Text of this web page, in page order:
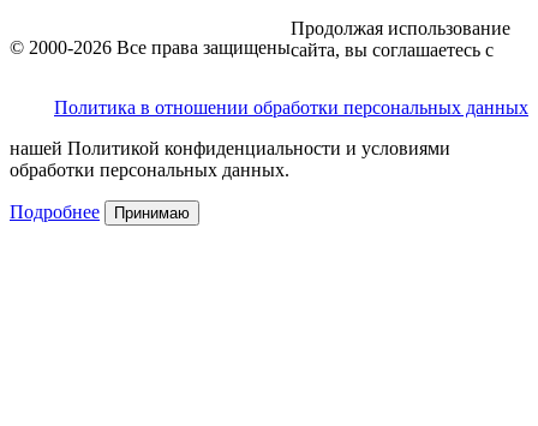
© 2000-2026 Все права защищены
Политика в отношении обработки персональных данных
Продолжая использование
сайта, вы соглашаетесь с
нашей Политикой конфиденциальности и условиями
обработки персональных данных.
Подробнее Принимаю